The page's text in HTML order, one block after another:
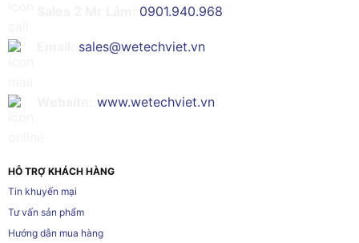
0901.940.968
sales@wetechviet.vn
www.wetechviet.vn
HỖ TRỢ KHÁCH HÀNG
Tin khuyến mại
Tư vấn sản phẩm
Hướng dẫn mua hàng